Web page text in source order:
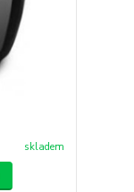
skladem